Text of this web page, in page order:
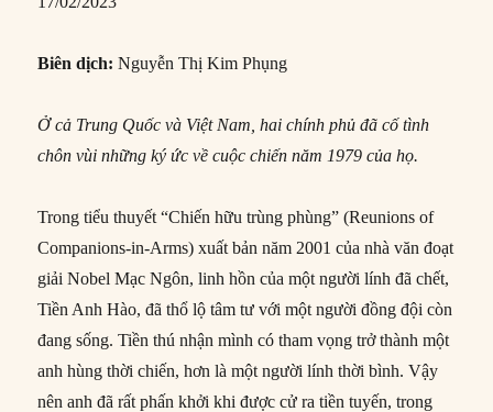
Biên dịch: Nguyễn Thị Kim Phụng
Ở cả Trung Quốc và Việt Nam, hai chính phủ đã cố tình
chôn vùi những ký ức về cuộc chiến năm 1979 của họ.
Trong tiểu thuyết “Chiến hữu trùng phùng” (Reunions of
Companions-in-Arms) xuất bản năm 2001 của nhà văn đoạt
giải Nobel Mạc Ngôn, linh hồn của một người lính đã chết,
Tiền Anh Hào, đã thổ lộ tâm tư với một người đồng đội còn
đang sống. Tiền thú nhận mình có tham vọng trở thành một
anh hùng thời chiến, hơn là một người lính thời bình. Vậy
nên anh đã rất phấn khởi khi được cử ra tiền tuyến, trong